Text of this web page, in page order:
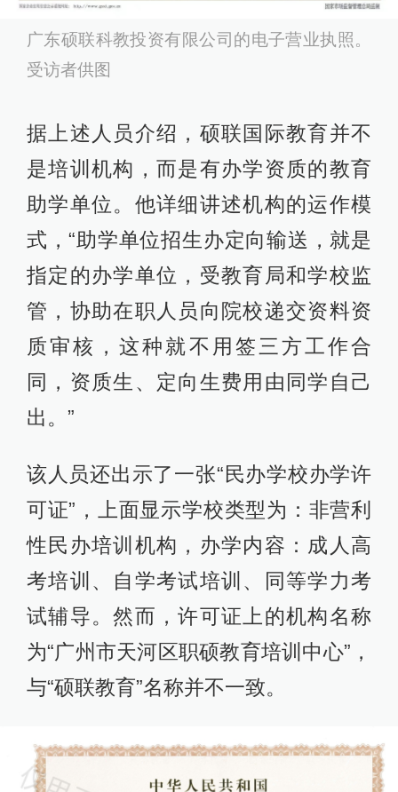
广东硕联科教投资有限公司的电子营业执照。
受访者供图
据上述人员介绍，硕联国际教育并不
是培训机构，而是有办学资质的教育
助学单位。他详细讲述机构的运作模
式，“助学单位招生办定向输送，就是
指定的办学单位，受教育局和学校监
管，协助在职人员向院校递交资料资
质审核，这种就不用签三方工作合
同，资质生、定向生费用由同学自己
出。”
该人员还出示了一张“民办学校办学许
可证”，上面显示学校类型为：非营利
性民办培训机构，办学内容：成人高
考培训、自学考试培训、同等学力考
试辅导。然而，许可证上的机构名称
为“广州市天河区职硕教育培训中心”，
与“硕联教育”名称并不一致。